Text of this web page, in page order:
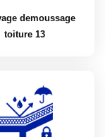
demoussage
toiture 13